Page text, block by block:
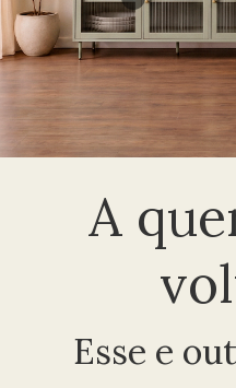
A
Esse e